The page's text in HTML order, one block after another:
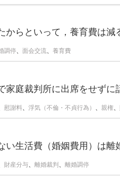
からといって，養育費は減
調停、 面会交流、 養育費
家庭裁判所に出席をせずに
慰謝料、 浮気（不倫・不貞行為） 、 親権、
い生活費（婚姻費用）は離
財産分与、 離婚裁判、 離婚調停